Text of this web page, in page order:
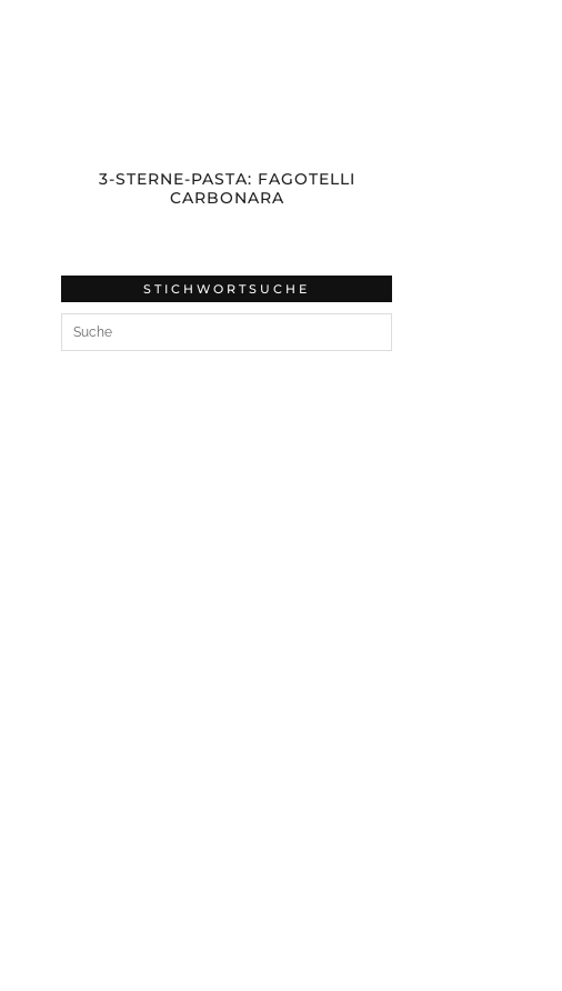
3-STERNE-PASTA: FAGOTELLI
CARBONARA
STICHWORTSUCHE